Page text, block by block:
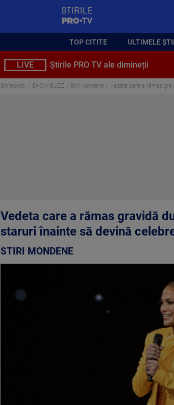
TOP CITITE ULTIMELE
LIVE Știrile PRO TV ale dimineții
Stirileprotv SHOW-BUZZ Stiri Mondene Vedeta care a rămas
Vedeta care a rămas gravidă
staruri înainte să devină
STIRI MONDENE